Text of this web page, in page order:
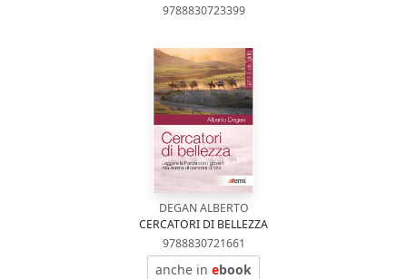
9788830723399
DEGAN ALBERTO
CERCATORI DI BELLEZZA
9788830721661
anche in ebook